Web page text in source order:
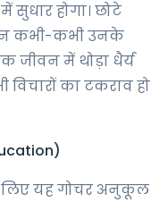
सुधार होगा। छोटे
कभी-कभी उनके
जीवन में थोड़ा धैर्य
का टकराव हो
लिए यह गोचर अनुकूल